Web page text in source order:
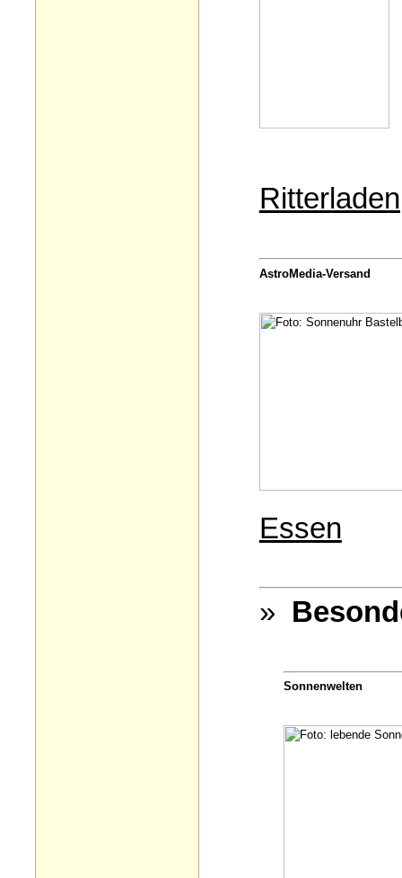
AstroMedia-Versand
Essen
»
Sonnenwelten